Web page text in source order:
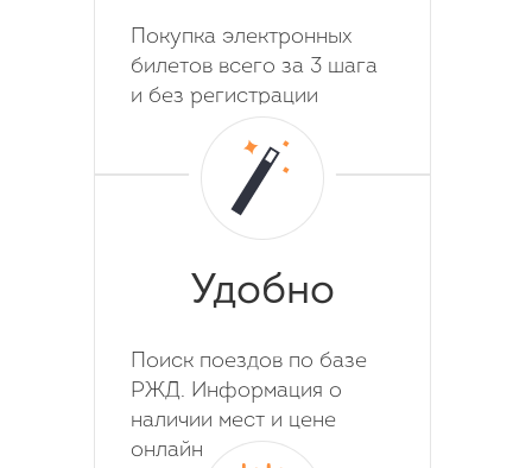
Покупка электронных
билетов всего за 3 шага
и без регистрации
Удобно
Поиск поездов по базе
РЖД. Информация о
наличии мест и цене
онлайн